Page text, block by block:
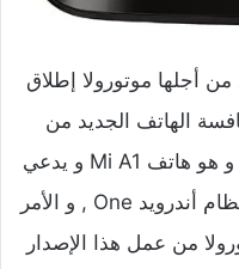
أجلها موتورولا إطلاق
الهاتف الجديد من
شاومي الذي سوف تقوم بإطلاقة و هو هاتف Mi A1 و يدعي
أيضاً Mi 5X و الذي سوف يعمل بنظام أندرويد One , و الأمر
من عمل هذا الإصدار